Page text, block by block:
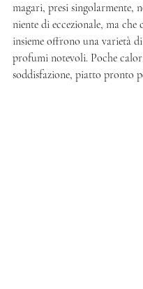
magari, presi singolarmente,
niente di eccezionale, ma che
insieme offrono una varietà
profumi notevoli. Poche
soddisfazione, piatto pronto